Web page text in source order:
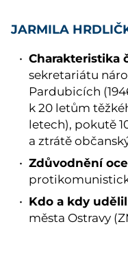
JARMILA
Charakteristika
sekretariátu
Pardubicích
k 20 letům
letech), pokutě
a ztrátě
Zdůvodnění
Kdo a kdy udělil
města Ostravy